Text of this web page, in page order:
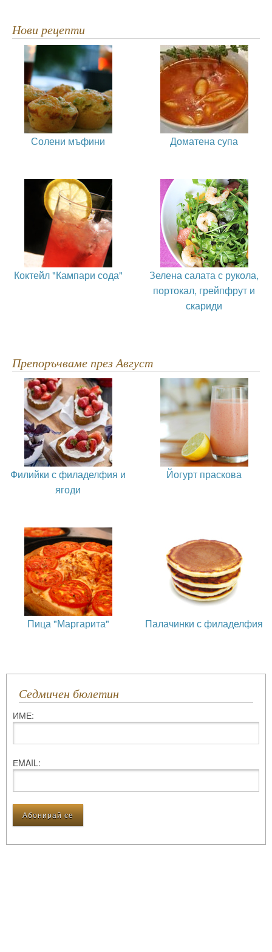
Нови рецепти
Солени мъфини Доматена супа
Коктейл "Кампари сода"
Зелена салата с рукола,
портокал, грейпфрут и
скариди
Препоръчваме през Август
Филийки с филаделфия и
ягоди
Йогурт праскова
Пица "Маргарита" Палачинки с филаделфия
Седмичен бюлетин
ИМЕ:
ЕMAIL: